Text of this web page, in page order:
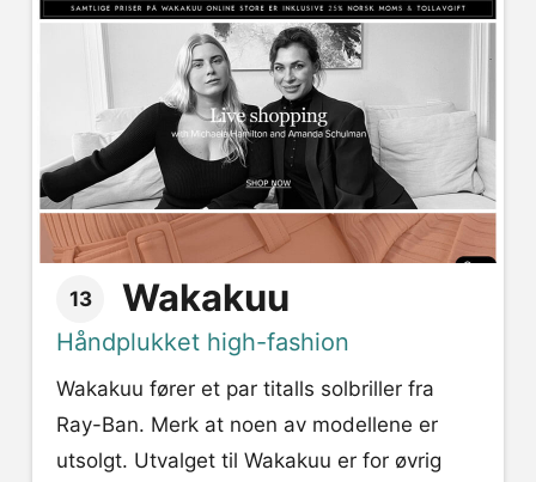
13 Wakakuu
Håndplukket high-fashion
Wakakuu fører et par titalls solbriller fra
Ray-Ban. Merk at noen av modellene er
utsolgt. Utvalget til Wakakuu er for øvrig